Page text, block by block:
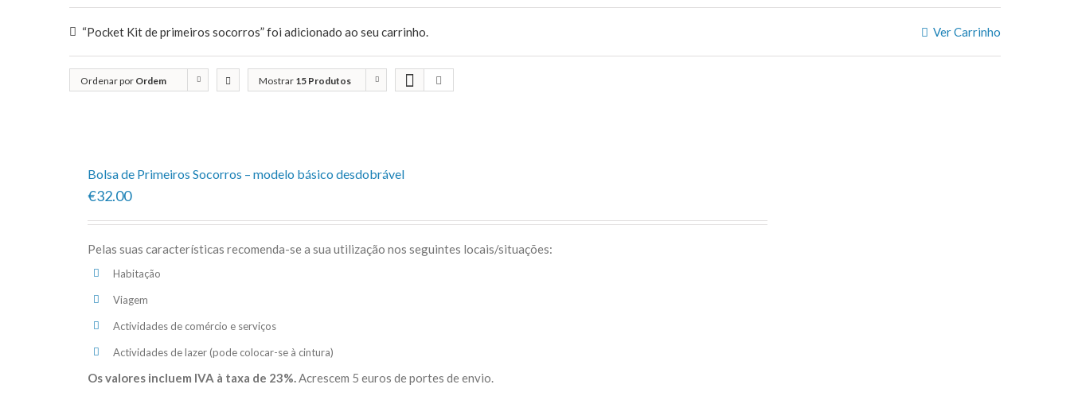
Ver Carrinho
“Pocket Kit de primeiros socorros” foi adicionado ao seu carrinho.
Ordenar por Ordem
Mostrar 15 Produtos
Bolsa de Primeiros Socorros – modelo básico desdobrável
€32.00
Pelas suas características recomenda-se a sua utilização nos seguintes locais/situações:
Habitação
Viagem
Actividades de comércio e serviços
Actividades de lazer (pode colocar-se à cintura)
Os valores incluem IVA à taxa de 23%. Acrescem 5 euros de portes de envio.